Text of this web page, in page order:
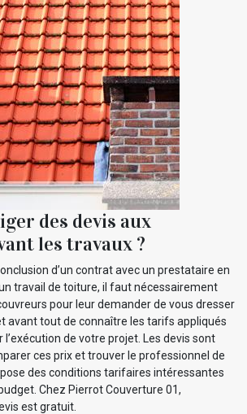
des devis aux
les travaux ?
d’un contrat avec un prestataire en
travail de toiture, il faut nécessairement
pour leur demander de vous dresser
avant tout de connaître les tarifs appliqués
l’exécution de votre projet. Les devis sont
ces prix et trouver le professionnel de
des conditions tarifaires intéressantes
Chez Pierrot Couverture 01,
est gratuit.